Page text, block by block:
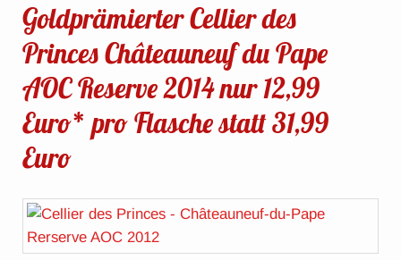
Goldprämierter Cellier des
Princes Châteauneuf du Pape
AOC Reserve 2014 nur 12,99
Euro* pro Flasche statt 31,99
Euro